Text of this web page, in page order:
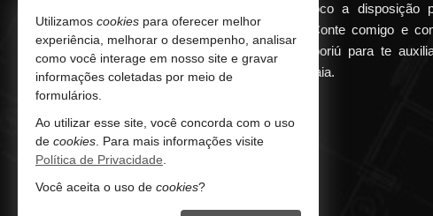
Qualquer dúvida que surgir me coloco a disposição
atender de maneira ágil e eficiente. Conte comigo e
minha imobiliária em Balneário Camboriú para te
encontrar o seu imóvel ideal aqui na Praia.
(47) 9.9252-8080 (WhatsApp)
contato@guilhermepilger.com
Utilizamos cookies para oferecer melhor
experiência, melhorar o desempenho, analisar
como você interage em nosso site e gravar
informações coletadas por meio de
formulários.
Ao utilizar esse site, você concorda com o uso
de cookies . Para mais informações visite
Política de Privacidade
Você aceita o uso de cookies?